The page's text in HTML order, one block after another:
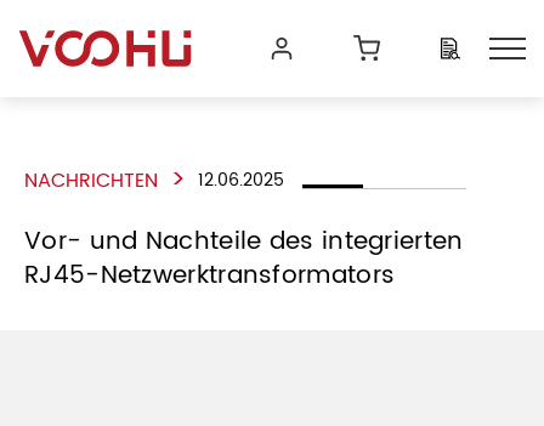
NACHRICHTEN > 12.06.2025
Vor- und Nachteile des integrierten
RJ45-Netzwerktransformators